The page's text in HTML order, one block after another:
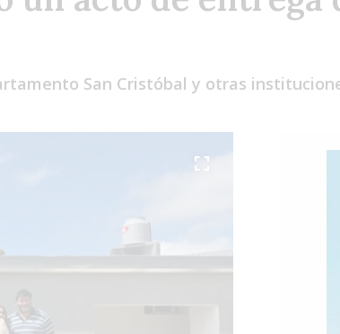
Lun
San Cristóbal y otras